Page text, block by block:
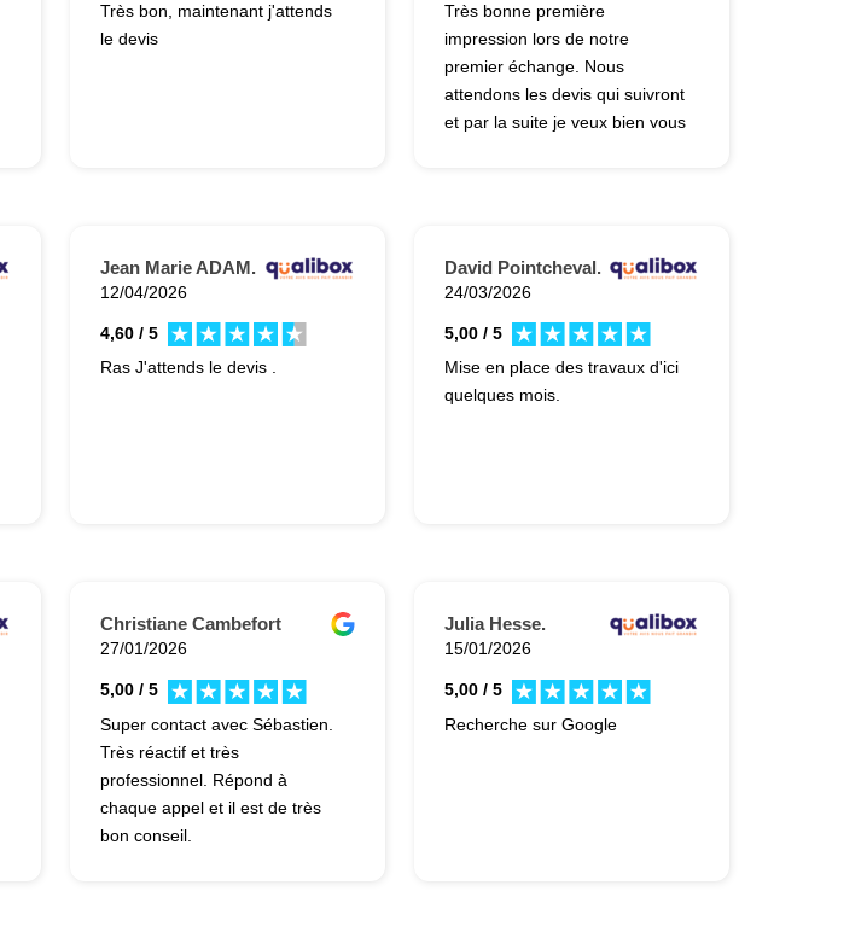
Très bon, maintenant j'attends
le devis
Très bonne première
impression lors de notre
premier échange. Nous
attendons les devis qui suivront
et par la suite je veux bien vous
Jean Marie ADAM.
12/04/2026
4,60 / 5
Ras J'attends le devis .
David Pointcheval.
24/03/2026
5,00 / 5
Mise en place des travaux d'ici
quelques mois.
Christiane Cambefort
27/01/2026
5,00 / 5
Super contact avec Sébastien.
Très réactif et très
professionnel. Répond à
chaque appel et il est de très
bon conseil.
Julia Hesse.
15/01/2026
5,00 / 5
Recherche sur Google